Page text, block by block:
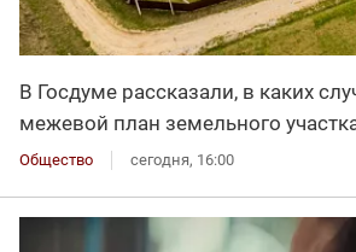
В Госдуме рассказали, в каких
межевой план земельного
Общество сегодня, 16:00